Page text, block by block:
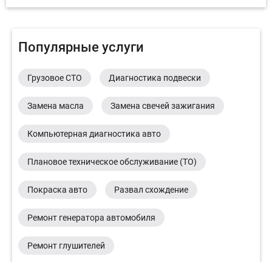
Популярные услуги
Грузовое СТО Диагностика подвески
Замена масла Замена свечей зажигания
Компьютерная диагностика авто
Плановое техническое обслуживание (ТО)
Покраска авто Развал схождение
Ремонт генератора автомобиля
Ремонт глушителей